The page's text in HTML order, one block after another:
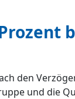
den
und die